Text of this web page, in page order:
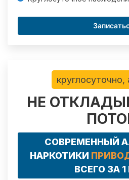
НЕ
СОВРЕМЕННЫЙ
НАРКОТИКИ
ВСЕГО ЗА